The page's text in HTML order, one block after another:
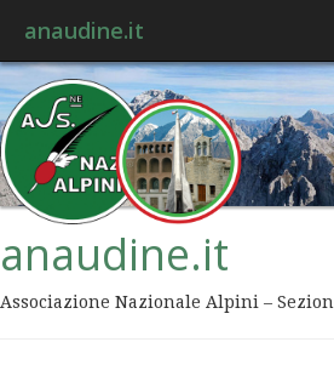
anaudine.it
anaudine.it
Associazione Nazionale Alpini –